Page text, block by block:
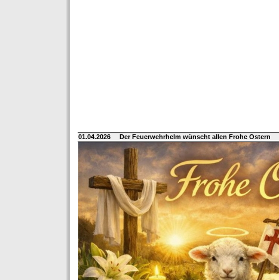
01.04.2026 Der Feuerwehrhelm wünscht allen Frohe Ostern